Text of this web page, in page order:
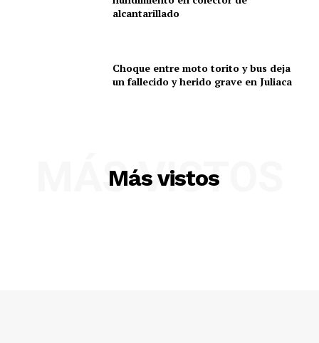
SUSCRIBETE
alcantarillado
Choque entre moto torito y bus deja
un fallecido y herido grave en Juliaca
Más vistos
MÁS VISTOS